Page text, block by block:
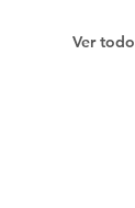
Ver todo